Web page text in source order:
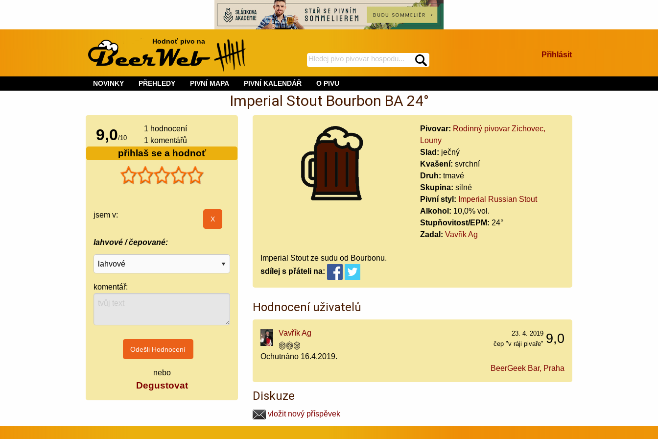
Hodnoť pivo na
hledej
BeerWeb
spustí
Přihlásit
NOVINKY PŘEHLEDY PIVNÍ MAPA PIVNÍ KALENDÁŘ O PIVU
Imperial Stout Bourbon BA 24°
9,0/10
1 hodnocení
1 komentářů
přihlaš se a hodnoť
jsem v:
lahvové / čepované:
komentář:
nebo
Degustovat
Pivovar: Rodinný pivovar Zichovec,
Louny
Slad: ječný
Kvašení: svrchní
Druh: tmavé
Skupina: silné
Pivní styl: Imperial Russian Stout
Alkohol: 10,0% vol.
Stupňovitost/EPM: 24°
Zadal: Vavřík Ag
Imperial Stout ze sudu od Bourbonu.
sdílej s přáteli na:
Hodnocení uživatelů
Vavřík Ag 9,0
23. 4. 2019
čep "v ráji pivaře"
Ochutnáno 16.4.2019.
BeerGeek Bar, Praha
Diskuze
vložit nový příspěvek